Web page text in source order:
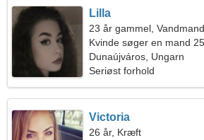
Lilla
23 år gammel,
Kvinde søger en mand
Dunaújváros, Ungarn
Seriøst forhold
Victoria
26 år, Kræft